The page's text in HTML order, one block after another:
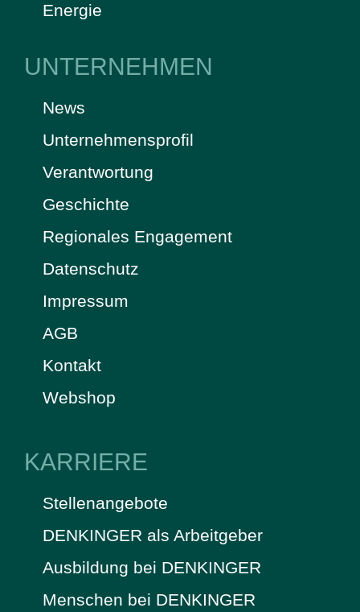
Energie
UNTERNEHMEN
News
Unternehmensprofil
Verantwortung
Geschichte
Regionales Engagement
Datenschutz
Impressum
AGB
Kontakt
Webshop
KARRIERE
Stellenangebote
DENKINGER als Arbeitgeber
Ausbildung bei DENKINGER
Menschen bei DENKINGER